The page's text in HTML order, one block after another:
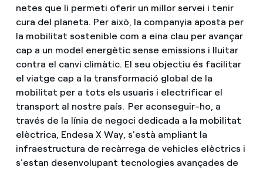
netes que li permeti oferir un millor servei i tenir
cura del planeta. Per això, la companyia aposta per
la mobilitat sostenible com a eina clau per avançar
cap a un model energètic sense emissions i lluitar
contra el canvi climàtic. El seu objectiu és facilitar
el viatge cap a la transformació global de la
mobilitat per a tots els usuaris i electrificar el
transport al nostre país. Per aconseguir-ho, a
través de la línia de negoci dedicada a la mobilitat
elèctrica, Endesa X Way, s'està ampliant la
infraestructura de recàrrega de vehicles elèctrics i
s'estan desenvolupant tecnologies avançades de